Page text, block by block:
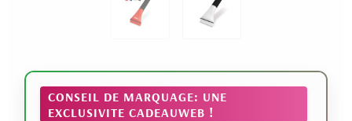
CONSEIL DE MARQUAGE: UNE
EXCLUSIVITE CADEAUWEB !